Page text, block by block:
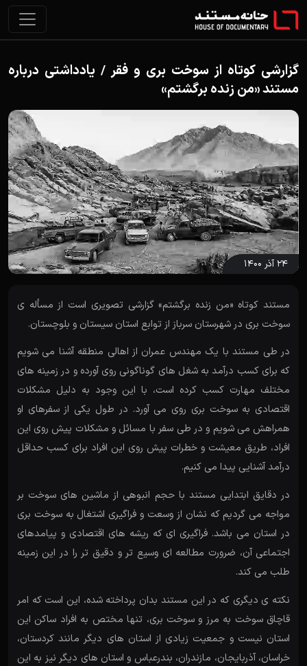
گزارشی کوتاه از سوخت بری و فقر / یادداشتی درباره
مستند «من زنده برگشتم»
۲۴ آذر ۱۴۰۰
مستند کوتاه «من زنده برگشتم» گزارشی تصویری است از مسأله ی
سوخت بری در شهرستان سرباز از توابع استان سیستان و بلوچستان.
در طی مستند با یک مهندس عمران از اهالی منطقه آشنا می شویم
که برای کسب درآمد به شغل های گوناگونی روی آورده و در زمینه های
مختلف مهارت کسب کرده است، با این وجود به دلیل مشکلات
اقتصادی به سوخت بری روی می آورد. در طول یکی از سفرهای او
همراهش می شویم و در طی سفر با مسائل و مشکلات پیش روی این
افراد، طریق معیشت و خطرات پیش روی این افراد برای کسب حداقل
درآمد آشنایی پیدا می کنیم.
در دقایق ابتدایی مستند با حجم انبوهی از ماشین های سوخت بر
مواجه می گردیم که نشان از وسعت و فراگیری اشتغال به سوخت بری
در استان می باشد. فراگیری ای که ریشه های اقتصادی و پیامدهای
اجتماعی آن، ضرورت مطالعه ای وسیع تر و دقیق تر را در این زمینه
طلب می کند.
نکته ی دیگری که در این مستند بدان پرداخته شده، این است که امر
قاچاق سوخت به مرز و سوخت بری، تنها مختص به افراد ساکن این
استان نیست و جمعیت زیادی از استان های دیگر مانند کردستان،
خراسان، آذربایجان، مازندران، بندرعباس و استان های دیگر نیز به این